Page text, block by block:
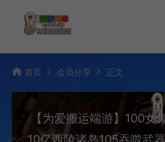
首页 会员分享 正文
【为爱搬运端游】100女